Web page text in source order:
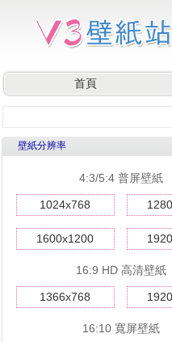
首頁
壁紙分辨率
4:3/5:4 普屏壁紙
1024x768
1600x1200
16:9 HD 高清壁紙
1366x768
16:10 寬屏壁紙